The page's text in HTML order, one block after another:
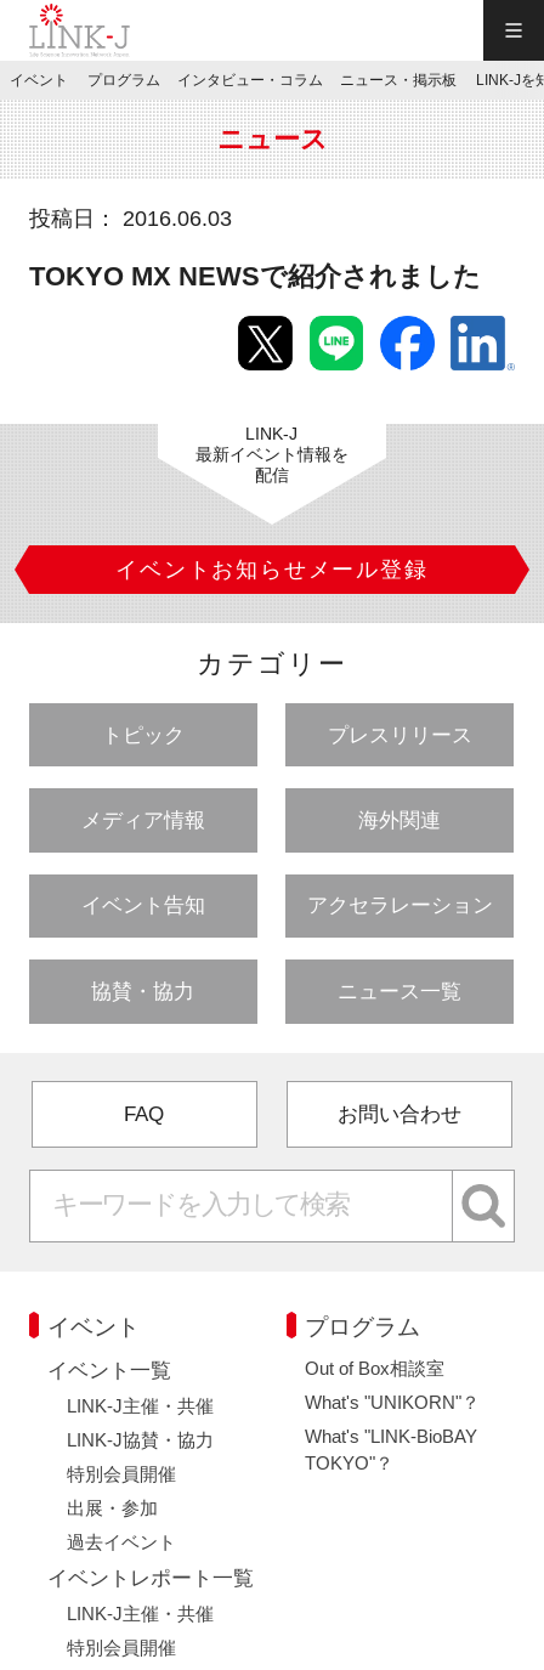
JP／EN
LINK-Jを知る
イベント プログラム インタビュー・コラム ニュース・掲示板 LINK-Jを
ニュース
投稿日： 2016.06.03
TOKYO MX NEWSで紹介されました
LINK-J
最新イベント情報を
配信
イベントお知らせメール登録
カテゴリー
トピック プレスリリース
メディア情報 海外関連
イベント告知 アクセラレーション
協賛・協力 ニュース一覧
FAQ お問い合わせ
イベント
イベント一覧
LINK-J主催・共催
LINK-J協賛・協力
特別会員開催
出展・参加
過去イベント
イベントレポート一覧
LINK-J主催・共催
特別会員開催
プログラム
Out of Box相談室
What's "UNIKORN"？
What's "LINK-BioBAY
TOKYO"？